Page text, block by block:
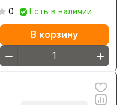
≈100шт)
0 Есть в наличии
В корзину